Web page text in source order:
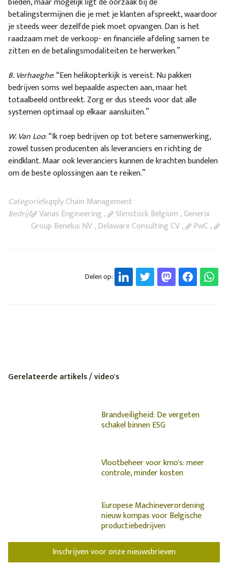
betalingstermijnen die je met je klanten afspreekt, waardoor
je steeds weer dezelfde piek moet opvangen. Dan is het
raadzaam met de verkoop- en financiële afdeling samen te
zitten en de betalingsmodaliteiten te herwerken.”
B. Verhaeghe: “Een helikopterkijk is vereist. Nu pakken
bedrijven soms wel bepaalde aspecten aan, maar het
totaalbeeld ontbreekt. Zorg er dus steeds voor dat alle
systemen optimaal op elkaar aansluiten.”
W. Van Loo: “Ik roep bedrijven op tot betere samenwerking,
zowel tussen producenten als leveranciers en richting de
eindklant. Maar ook leveranciers kunnen de krachten bundelen
om de beste oplossingen aan te reiken.”
CategorieSupply Chain Management
Bedrijf Vanas Engineering , Slimstock Belgium , Generix
Group Benelux NV , Delaware Consulting CV ,
PwC ,
Delen op:
Gerelateerde artikels / video's
Brandveiligheid: De vergeten
schakel binnen ESG
Vlootbeheer voor kmo's: meer
controle, minder kosten
Europese Machineverordening
nieuw kompas voor Belgische
productiebedrijven
Inschrijven voor onze nieuwsbrieven